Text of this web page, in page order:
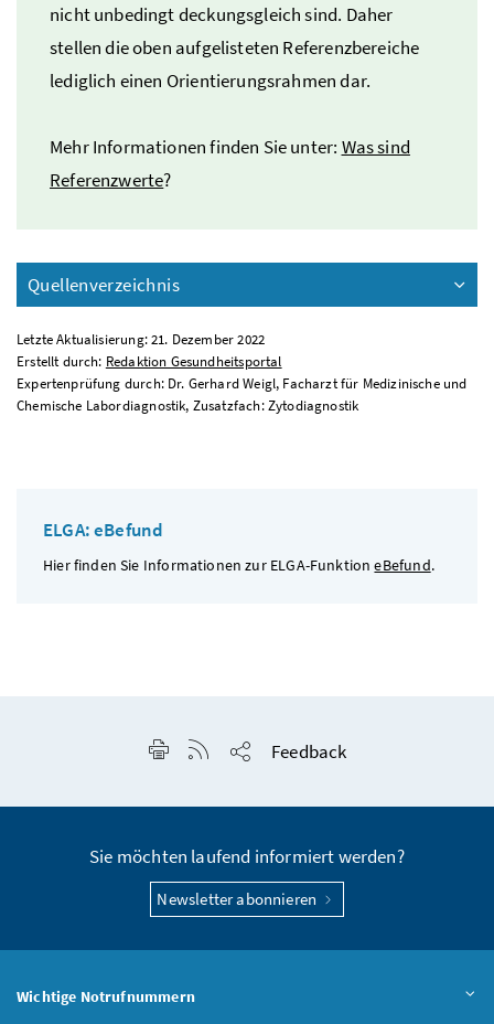
nicht unbedingt deckungsgleich sind. Daher
stellen die oben aufgelisteten Referenzbereiche
lediglich einen Orientierungsrahmen dar.
Mehr Informationen finden Sie unter: Was sind
Referenzwerte?
Quellenverzeichnis
Letzte Aktualisierung: 21. Dezember 2022
Erstellt durch: Redaktion Gesundheitsportal
Expertenprüfung durch: Dr. Gerhard Weigl, Facharzt für Medizinische und
Chemische Labordiagnostik, Zusatzfach: Zytodiagnostik
ELGA: eBefund
Hier finden Sie Informationen zur ELGA-FunktioneBefund.
Seite drucken
RSS-Feed anzeigen
Feedback
Sie möchten laufend informiert werden?
Newsletter abonnieren
Wichtige Notrufnummern